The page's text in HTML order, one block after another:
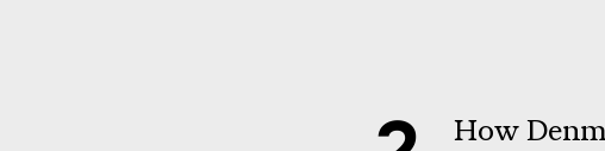
How